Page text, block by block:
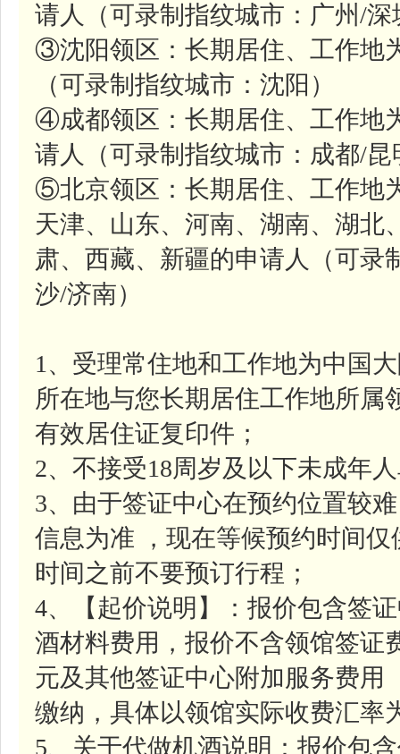
请人（可录制指纹城市：广州/深
③沈阳领区：长期居住、工作地
（可录制指纹城市：沈阳）
④成都领区：长期居住、工作地
请人（可录制指纹城市：成都/昆
⑤北京领区：长期居住、工作地
天津、山东、河南、湖南、湖北
肃、西藏、新疆的申请人（可录
沙/济南）
1、受理常住地和工作地为中国
所在地与您长期居住工作地所属
有效居住证复印件；
2、不接受18周岁及以下未成年
3、由于签证中心在预约位置较
信息为准 ，现在等候预约时间
时间之前不要预订行程；
4、【起价说明】：报价包含签
酒材料费用，报价不含领馆签证
元及其他签证中心附加服务费用
缴纳，具体以领馆实际收费汇率
5、关于代做机酒说明：报价包